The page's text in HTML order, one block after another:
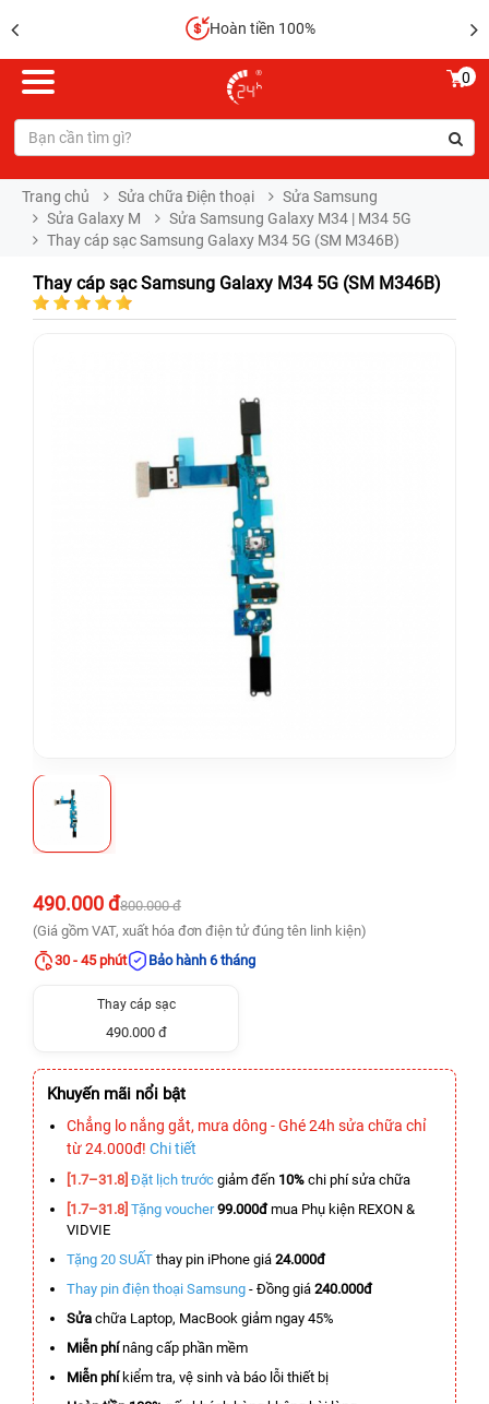
Hoàn tiền 100%
0
Trang chủ Sửa chữa Điện thoại
Sửa Samsung
Sửa Galaxy M
Sửa Samsung Galaxy M34 | M34 5G
Thay cáp sạc Samsung Galaxy M34 5G (SM M346B)
Thay cáp sạc Samsung Galaxy M34 5G (SM M346B)
490.000 đ800.000 đ
(Giá gồm VAT, xuất hóa đơn điện tử đúng tên linh kiện)
30 - 45 phút
Bảo hành 6 tháng
Thay cáp sạc
490.000 đ
Khuyến mãi nổi bật
Chẳng lo nắng gắt, mưa dông - Ghé 24h sửa chữa chỉ
từ 24.000đ! Chi tiết
[1.7–31.8] Đặt lịch trước giảm đến 10% chi phí sửa chữa
[1.7–31.8] Tặng voucher 99.000đmua Phụ kiện REXON &
VIDVIE
Tặng 20 SUẤT thay pin iPhone giá 24.000đ
Thay pin điện thoại Samsung - Đồng giá 240.000đ
Sửa chữa Laptop, MacBook giảm ngay 45%
Miễn phínâng cấp phần mềm
Miễn phíkiểm tra, vệ sinh và báo lỗi thiết bị